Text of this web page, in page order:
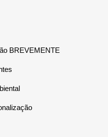
BREVEMENTE